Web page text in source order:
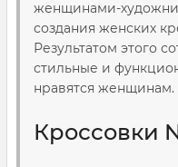
женщинами-
создания женских
Результатом этого
стильные и
нравятся женщинам.
Кроссовки